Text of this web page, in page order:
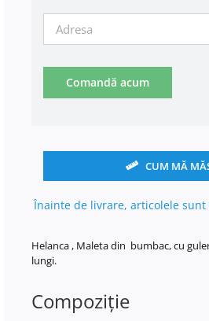
Comandă acum
CUM MĂ
Înainte de livrare, articolele
Helanca , Maleta din bumbac, cu
lungi.
Compoziţie